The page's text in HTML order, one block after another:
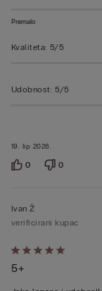
19. lip 2026.
Premalo
Kvaliteta: 5/5
Udobnost: 5/5
0 0
Dali
ste
ocjenu
Ivan Ž
verificirani kupac
5+